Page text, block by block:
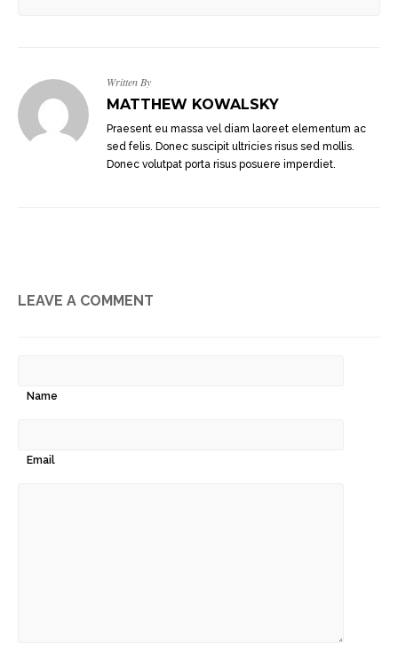
Written By
MATTHEW KOWALSKY
Praesent eu massa vel diam laoreet elementum ac
sed felis. Donec suscipit ultricies risus sed mollis.
Donec volutpat porta risus posuere imperdiet.
LEAVE A COMMENT
Name
Email